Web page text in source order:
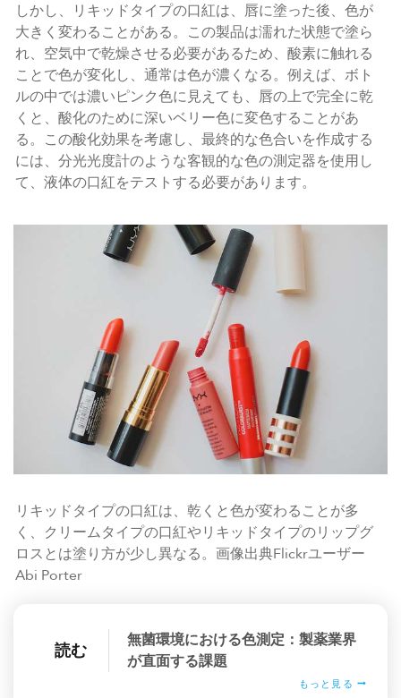
しかし、リキッドタイプの口紅は、唇に塗った後、色が
大きく変わることがある。この製品は濡れた状態で塗ら
れ、空気中で乾燥させる必要があるため、酸素に触れる
ことで色が変化し、通常は色が濃くなる。例えば、ボト
ルの中では濃いピンク色に見えても、唇の上で完全に乾
くと、酸化のために深いベリー色に変色することがあ
る。この酸化効果を考慮し、最終的な色合いを作成する
には、分光光度計のような客観的な色の測定器を使用し
て、液体の口紅をテストする必要があります。
リキッドタイプの口紅は、乾くと色が変わることが多
く、クリームタイプの口紅やリキッドタイプのリップグ
ロスとは塗り方が少し異なる。画像出典Flickrユーザー
Abi Porter
読む
無菌環境における色測定：製薬業界
が直面する課題
もっと見る